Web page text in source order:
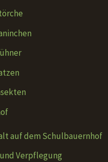
auf dem Schulbauernhof
Verpflegung